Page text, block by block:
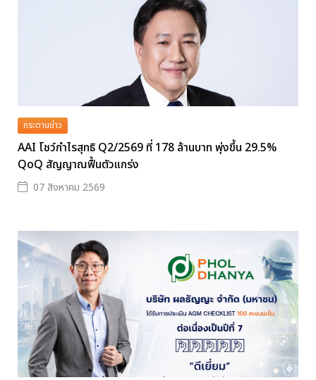
กระดานข่าว
AAI โชว์กำไรสุทธิ Q2/2569 ที่ 178 ล้านบาท พุ่งขึ้น 29.5%
QoQ สัญญาณฟื้นตัวแกร่ง
07 สิงหาคม 2569